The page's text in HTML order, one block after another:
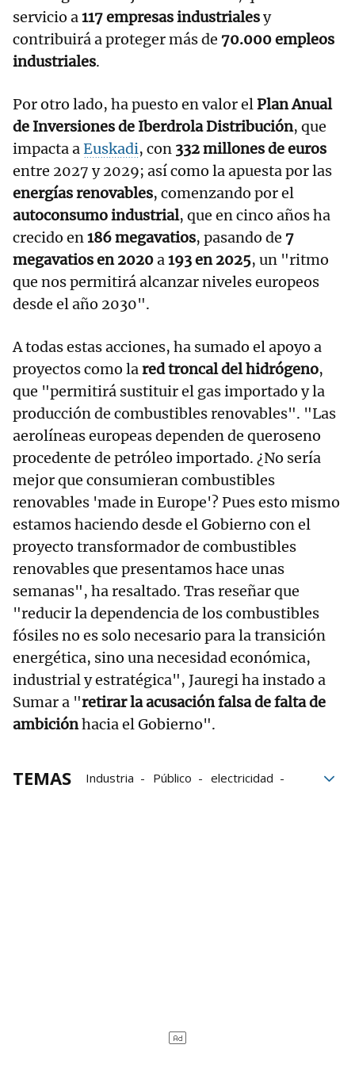
servicio a117 empresas industrialesy
contribuirá a proteger más de 70.000 empleos
industriales.
Por otro lado, ha puesto en valor elPlan Anual
de Inversiones de Iberdrola Distribución, que
impacta aEuskadi, con 332 millones de euros
entre 2027 y 2029; así como la apuesta por las
energías renovables, comenzando por el
autoconsumo industrial, que en cinco años ha
crecido en186 megavatios, pasando de 7
megavatios en 2020a193 en 2025, un "ritmo
que nos permitirá alcanzar niveles europeos
desde el año 2030".
A todas estas acciones, ha sumado el apoyo a
proyectos como lared troncal del hidrógeno,
que "permitirá sustituir el gas importado y la
producción de combustibles renovables". "Las
aerolíneas europeas dependen de queroseno
procedente de petróleo importado. ¿No sería
mejor que consumieran combustibles
renovables 'made in Europe'? Pues esto mismo
estamos haciendo desde el Gobierno con el
proyecto transformador de combustibles
renovables que presentamos hace unas
semanas", ha resaltado. Tras reseñar que
"reducir la dependencia de los combustibles
fósiles no es solo necesario para la transición
energética, sino una necesidad económica,
industrial y estratégica", Jauregi ha instado a
Sumar a "retirar la acusación falsa de falta de
ambiciónhacia el Gobierno".
TEMAS Industria Público
electricidad